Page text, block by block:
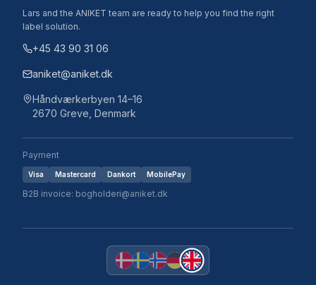
Lars and the ANIKET team are ready to help you find the right
label solution.
+45 43 90 31 06
aniket@aniket.dk
Håndværkerbyen 14–16
2670 Greve, Denmark
Payment
Visa Mastercard Dankort MobilePay
B2B invoice: bogholderi@aniket.dk